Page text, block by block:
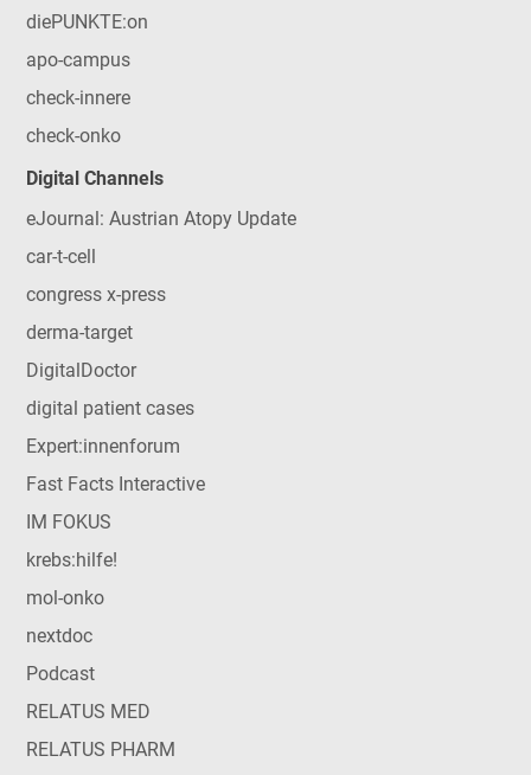
diePUNKTE:on
apo-campus
check-innere
check-onko
Digital Channels
eJournal: Austrian Atopy Update
car-t-cell
congress x-press
derma-target
DigitalDoctor
digital patient cases
Expert:innenforum
Fast Facts Interactive
IM FOKUS
krebs:hilfe!
mol-onko
nextdoc
Podcast
RELATUS MED
RELATUS PHARM